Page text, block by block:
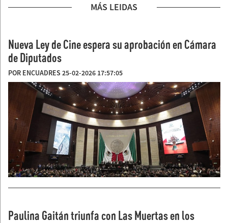
MÁS LEIDAS
Nueva Ley de Cine espera su aprobación en Cámara
de Diputados
POR ENCUADRES 25-02-2026 17:57:05
Paulina Gaitán triunfa con Las Muertas en los